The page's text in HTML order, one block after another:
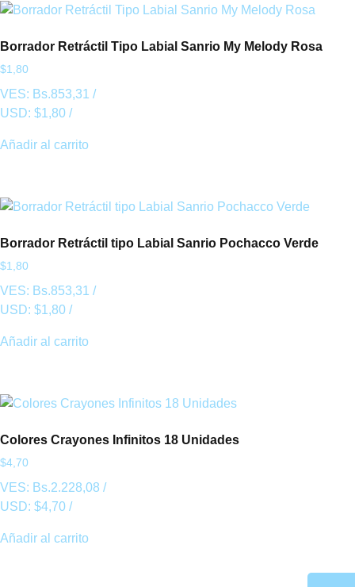
Borrador Retráctil Tipo Labial Sanrio My Melody Rosa
$1,80
VES: Bs.853,31 /
USD: $1,80 /
Añadir al carrito
Borrador Retráctil tipo Labial Sanrio Pochacco Verde
$1,80
VES: Bs.853,31 /
USD: $1,80 /
Añadir al carrito
Colores Crayones Infinitos 18 Unidades
$4,70
VES: Bs.2.228,08 /
USD: $4,70 /
Añadir al carrito